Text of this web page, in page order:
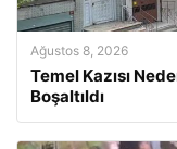
Ağustos 8, 2026
Temel Kazısı
Boşaltıldı